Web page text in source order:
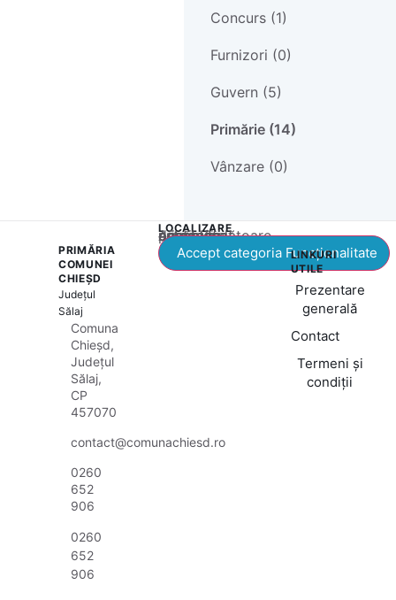
Concurs (1)
Furnizori (0)
Guvern (5)
Primărie (14)
Vânzare (0)
PRIMĂRIA
COMUNEI
CHIEȘD
Județul
Sălaj
Comuna
Chieșd,
Județul
Sălaj,
CP
457070
contact@comunachiesd.ro
0260
652
906
0260
652
906
LOCALIZARE
Acest conținut este blocat până când acceptați categoria corespunzătoare de cookie-uri.
Accept categoria Funcționalitate
LINKURI
UTILE
Prezentare
generală
Contact
Termeni și
condiții